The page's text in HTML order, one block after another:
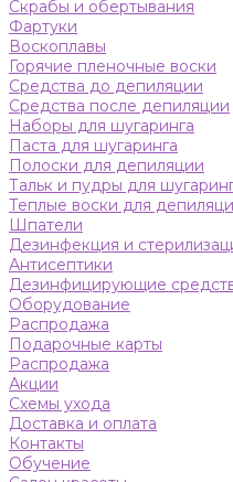
Скрабы и обертывания
Фартуки
Воскоплавы
Горячие пленочные воски
Средства до депиляции
Средства после депиляции
Наборы для шугаринга
Паста для шугаринга
Полоски для депиляции
Тальк и пудры для
Теплые воски для
Шпатели
Дезинфекция и
Антисептики
Дезинфицирующие
Оборудование
Распродажа
Подарочные карты
Распродажа
Акции
Схемы ухода
Доставка и оплата
Контакты
Обучение